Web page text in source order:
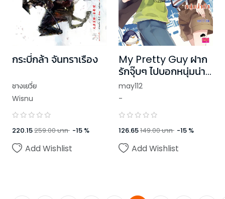
กระบี่กล้า จันทราเรือง
ชางเยวี่ย
Wisnu
220.15259.00บาท -15 %
Add Wishlist
My Pretty Guy ฝาก
รักจุ๊บๆ ไปบอกหนุ่มน่า
รัก
may112
-
126.65149.00บาท -15 %
Add Wishlist